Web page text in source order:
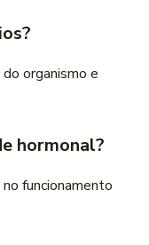
organismo e
hormonal?
funcionamento